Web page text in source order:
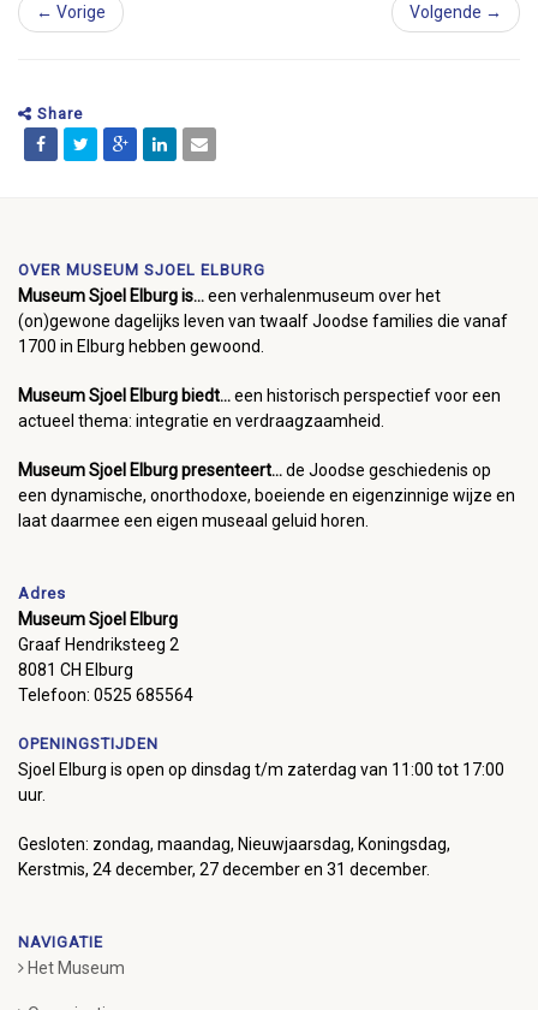
← Vorige Volgende →
Share
OVER MUSEUM SJOEL ELBURG
Museum Sjoel Elburg is...een verhalenmuseum over het
(on)gewone dagelijks leven van twaalf Joodse families die vanaf
1700 in Elburg hebben gewoond.
Museum Sjoel Elburg biedt...een historisch perspectief voor een
actueel thema: integratie en verdraagzaamheid.
Museum Sjoel Elburg presenteert...de Joodse geschiedenis op
een dynamische, onorthodoxe, boeiende en eigenzinnige wijze en
laat daarmee een eigen museaal geluid horen.
Adres
Museum Sjoel Elburg
Graaf Hendriksteeg 2
8081 CH Elburg
Telefoon: 0525 685564
OPENINGSTIJDEN
Sjoel Elburg is open op dinsdag t/m zaterdag van 11:00 tot 17:00
uur.
Gesloten: zondag, maandag, Nieuwjaarsdag, Koningsdag,
Kerstmis, 24 december, 27 december en 31 december.
NAVIGATIE
Het Museum